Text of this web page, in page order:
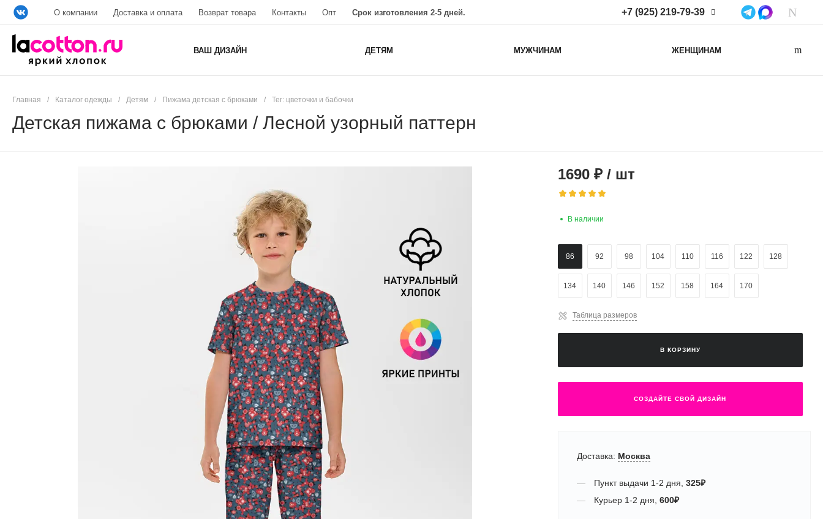
О компании Доставка и оплата Возврат товара Контакты Опт Срок изготовления 2-5 дней. +7 (925) 219-79-39
Нижегородская область,
ВАШ ДИЗАЙН ДЕТЯМ МУЖЧИНАМ ЖЕНЩИНАМ
Главная / Каталог одежды / Детям / Пижама детская с брюками / Тег: цветочки и бабочки
Детская пижама с брюками / Лесной узорный паттерн
1690₽ / шт
В наличии
86 92 98 104 110 116 122 128
134 140 146 152 158 164 170
Таблица размеров
В КОРЗИНУ
СОЗДАЙТЕ СВОЙ ДИЗАЙН
Доставка: Москва
Пункт выдачи 1-2 дня 325₽
Курьер 1-2 дня 600₽